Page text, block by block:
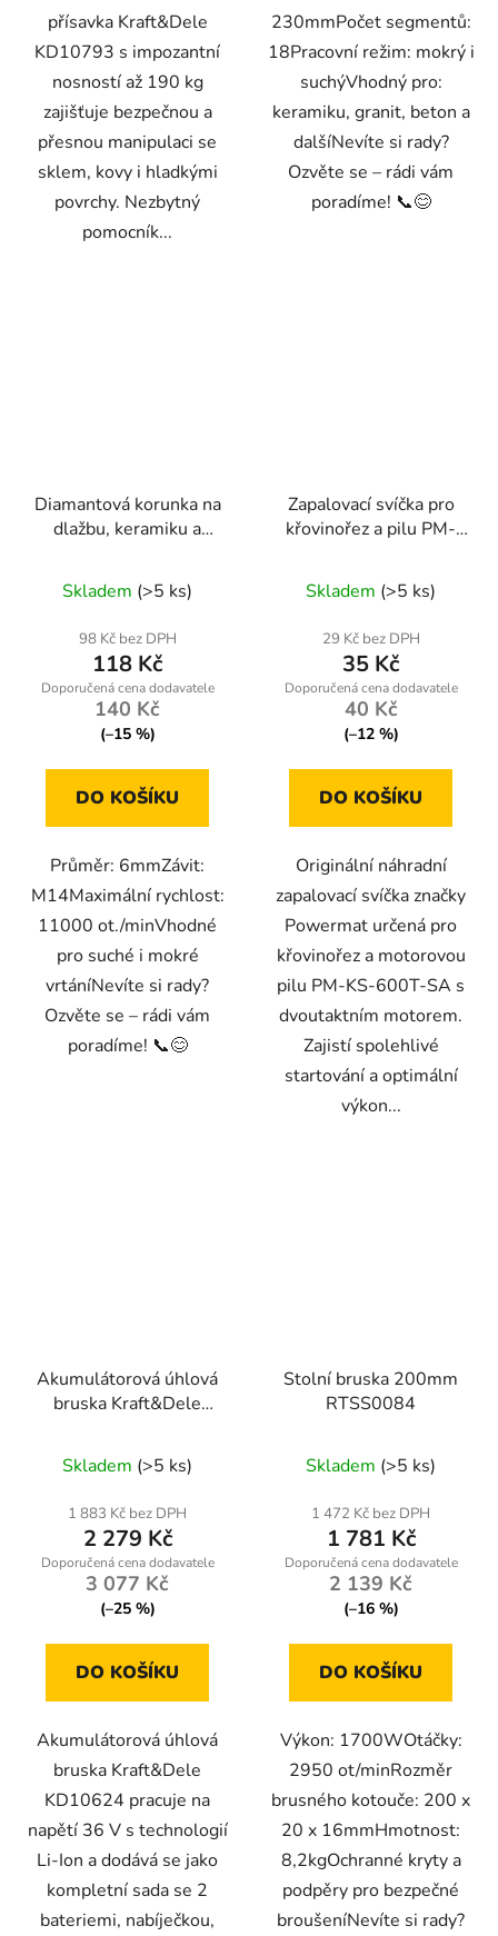
přísavka Kraft&Dele
KD10793 s impozantní
nosností až 190 kg
zajišťuje bezpečnou a
přesnou manipulaci se
sklem, kovy i hladkými
povrchy. Nezbytný
pomocník...
230mmPočet segmentů:
18Pracovní režim: mokrý i
suchýVhodný pro:
keramiku, granit, beton a
dalšíNevíte si rady?
Ozvěte se – rádi vám
poradíme! 📞😊
Diamantová korunka na
dlažbu, keramiku a
Skladem (>5 ks)
98 Kč bez DPH
118 Kč
140 Kč
(–15 %)
DO KOŠÍKU
Průměr: 6mmZávit:
M14Maximální rychlost:
11000 ot./minVhodné
pro suché i mokré
vrtáníNevíte si rady?
Ozvěte se – rádi vám
poradíme! 📞😊
Zapalovací svíčka pro
křovinořez a pilu PM-
Skladem (>5 ks)
29 Kč bez DPH
35 Kč
40 Kč
(–12 %)
DO KOŠÍKU
Originální náhradní
zapalovací svíčka značky
Powermat určená pro
křovinořez a motorovou
pilu PM-KS-600T-SA s
dvoutaktním motorem.
Zajistí spolehlivé
startování a optimální
výkon...
Akumulátorová úhlová
bruska Kraft&Dele
se 2 bateriemi
Skladem (>5 ks)
1 883 Kč bez DPH
2 279 Kč
3 077 Kč
(–25 %)
DO KOŠÍKU
Akumulátorová úhlová
bruska Kraft&Dele
KD10624 pracuje na
napětí 36 V s technologií
Li-Ion a dodává se jako
kompletní sada se 2
bateriemi, nabíječkou,
Stolní bruska 200mm
RTSS0084
Skladem (>5 ks)
1 472 Kč bez DPH
1 781 Kč
2 139 Kč
(–16 %)
DO KOŠÍKU
Výkon: 1700WOtáčky:
2950 ot/minRozměr
brusného kotouče: 200 x
20 x 16mmHmotnost:
8,2kgOchranné kryty a
podpěry pro bezpečné
broušeníNevíte si rady?